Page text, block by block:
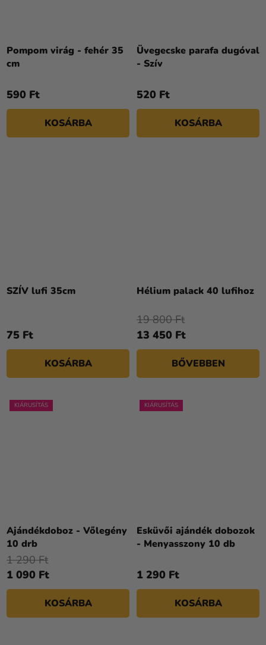
Pompom virág - fehér 35
cm
termék
átlagos
5,0
csillag.
590 Ft
KOSÁRBA
Üvegecske parafa dugóval
- Szív
520 Ft
KOSÁRBA
SZÍV lufi 35cm
75 Ft
KOSÁRBA
Hélium palack 40 lufihoz
13 450 Ft
19 800 Ft
BŐVEBBEN
KIÁRUSÍTÁS
Ajándékdoboz - Vőlegény
10 drb
1 090 Ft
1 290 Ft
KOSÁRBA
KIÁRUSÍTÁS
Esküvői ajándék dobozok
- Menyasszony 10 db
1 290 Ft
KOSÁRBA